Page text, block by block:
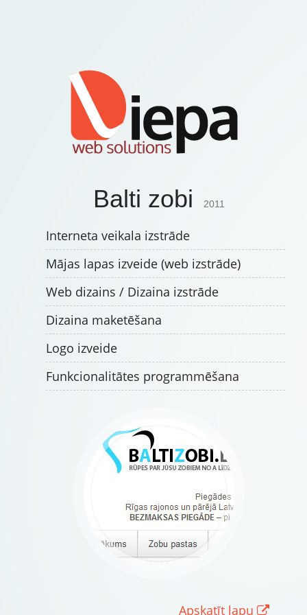
Balti zobi 2011
Interneta veikala izstrāde
Mājas lapas izveide (web izstrāde)
Web dizains / Dizaina izstrāde
Dizaina maketēšana
Logo izveide
Funkcionalitātes programmēšana
Apskatīt lapu